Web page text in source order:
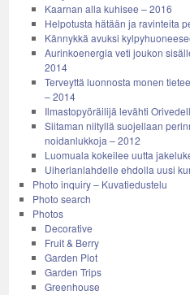
Kaarnan alla kuhisee – 2016
Helpotusta hätään ja ravinteita
Kännykkä avuksi
Aurinkoenergia veti joukon
2014
Terveyttä luonnosta monen
– 2014
Ilmastopyöräilijä levähti
Siitaman niityllä suojellaan
noidanlukkoja – 2012
Luomuala kokeilee uutta
Uiherlanlahdelle ehdolla uusi
Photo inquiry – Kuvatiedustelu
Photo search
Photos
Decorative
Fruit & Berry
Garden Plot
Garden Trips
Greenhouse